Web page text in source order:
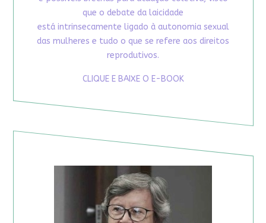
que o debate da laicidade
está intrinsecamente ligado à autonomia sexual
das mulheres e tudo o que se refere aos direitos
reprodutivos.
CLIQUE E BAIXE O E-BOOK